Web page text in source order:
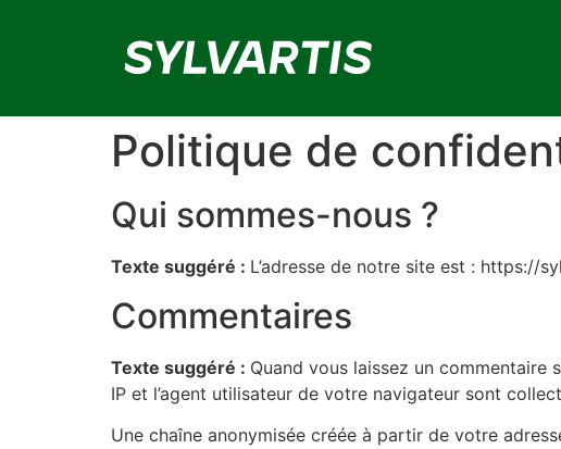
Politique de
Qui sommes-nous ?
Texte suggéré : L’adresse de notre site est : https://
Commentaires
Texte suggéré : Quand vous laissez un commentaire
IP et l’agent utilisateur de votre navigateur sont
Une chaîne anonymisée créée à partir de votre